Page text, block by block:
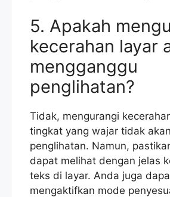
5. Apakah
kecerahan layar
mengganggu
penglihatan?
Tidak, mengurangi
tingkat yang wajar tidak
penglihatan. Namun,
dapat melihat dengan jelas
teks di layar. Anda juga
mengaktifkan mode